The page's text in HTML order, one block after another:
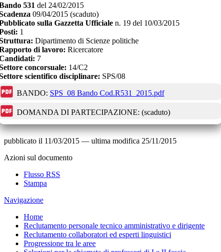
531 del 24/02/2015
09/04/2015 (scaduto)
sulla Gazzetta Ufficiale n. 19 del 10/03/2015
1
Dipartimento di Scienze politiche
di lavoro: Ricercatore
7
concorsuale: 14/C2
scientifico disciplinare: SPS/08
BANDO: SPS_08 Bando Cod.R531_2015.pdf
DOMANDA DI PARTECIPAZIONE: (scaduto)
pubblicato il 11/03/2015 — ultima modifica 25/11/2015
Azioni sul documento
Flusso RSS
Stampa
Navigazione
Home
Reclutamento personale tecnico amministrativo e dirigente
Reclutamento collaboratori ed esperti linguistici
Progressione tra le aree